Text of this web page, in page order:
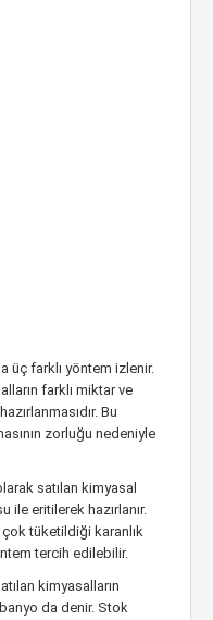
üç farklı yöntem izlenir.
farklı miktar ve
Bu
zorluğu nedeniyle
satılan kimyasal
ile eritilerek hazırlanır.
tüketildiği karanlık
tercih edilebilir.
kimyasalların
da denir. Stok